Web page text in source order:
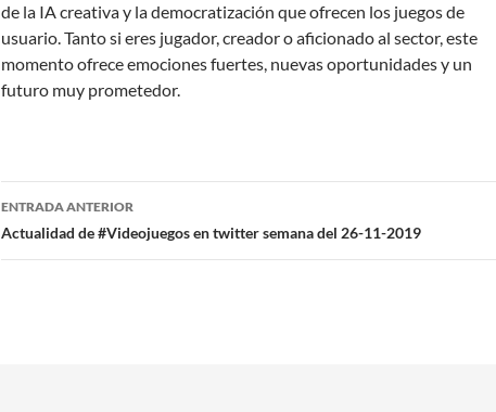
de la IA creativa y la democratización que ofrecen los juegos de
usuario. Tanto si eres jugador, creador o aficionado al sector, este
momento ofrece emociones fuertes, nuevas oportunidades y un
futuro muy prometedor.
Navegación
de
ENTRADA ANTERIOR
Actualidad de #Videojuegos en twitter semana del 26-11-2019